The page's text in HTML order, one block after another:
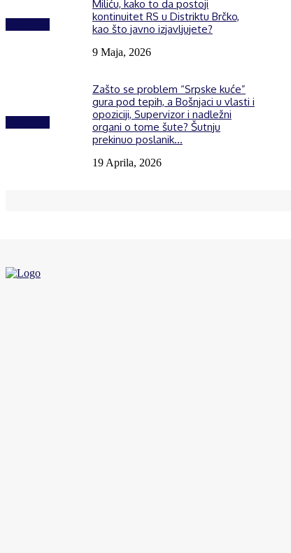
Miliću, kako to da postoji
kontinuitet RS u Distriktu Brčko,
kao što javno izjavljujete?
9 Maja, 2026
Zašto se problem “Srpske kuće”
gura pod tepih, a Bošnjaci u vlasti i
opoziciji, Supervizor i nadležni
organi o tome šute? Šutnju
prekinuo poslanik...
19 Aprila, 2026